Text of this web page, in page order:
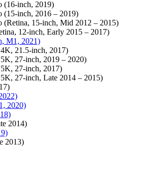
(16-inch, 2019)
(15-inch, 2016 – 2019)
(Retina, 15-inch, Mid 2012 – 2015)
12-inch, Early 2015 – 2017)
M1, 2021)
21.5-inch, 2017)
27-inch, 2019 – 2020)
27-inch, 2017)
27-inch, Late 2014 – 2015)
2020)
2014)
2013)